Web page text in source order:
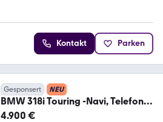
Kontakt Parken
Gesponsert NEU
BMW 318i Touring -Navi, Telefon,
Panorama Dach etc.
4.900 €